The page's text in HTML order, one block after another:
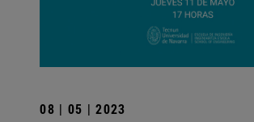
08 | 05 | 2023